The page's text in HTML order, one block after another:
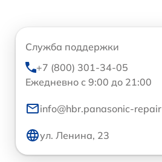
Служба поддержки
+7 (800) 301-34-05
Ежедневно с 9:00 до 21:00
info@hbr.panasonic-
ул. Ленина, 23